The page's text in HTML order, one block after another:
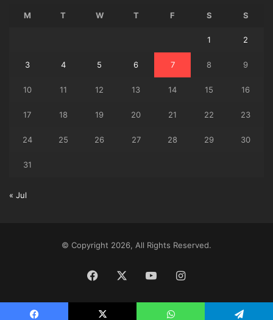
M T W T F S S
1 2
3 4 5 6 7 8 9
10 11 12 13 14 15 16
17 18 19 20 21 22 23
24 25 26 27 28 29 30
31
« Jul
© Copyright 2026, All Rights Reserved.
Facebook YouTubeInstagram